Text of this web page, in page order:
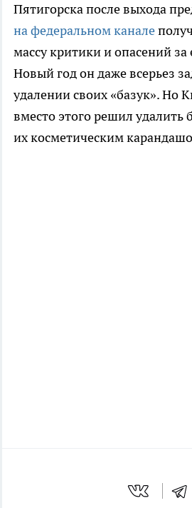
Пятигорска после выхода
на федеральном канале
массу критики и опасений за
Новый год он даже всерьез
удалении своих «базук». Но
вместо этого решил удалить
их косметическим